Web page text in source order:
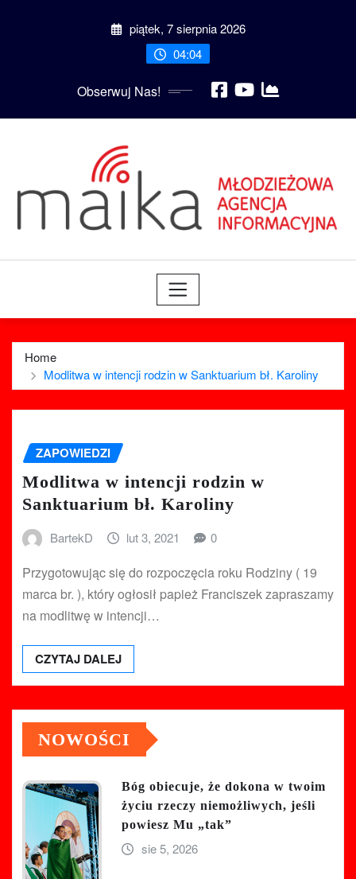
piątek, 7 sierpnia 2026
04:04
Obserwuj Nas!
Home
Modlitwa w intencji rodzin w Sanktuarium bł. Karoliny
ZAPOWIEDZI
Modlitwa w intencji rodzin w
Sanktuarium bł. Karoliny
BartekD lut 3, 2021 0
Przygotowując się do rozpoczęcia roku Rodziny ( 19
marca br. ), który ogłosił papież Franciszek zapraszamy
na modlitwę w intencji…
CZYTAJ DALEJ
NOWOŚCI
Bóg obiecuje, że dokona w twoim
życiu rzeczy niemożliwych, jeśli
powiesz Mu „tak”
sie 5, 2026